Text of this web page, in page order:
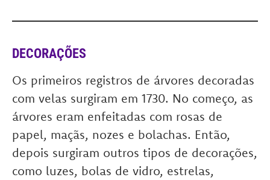
DECORAÇÕES
Os primeiros registros de árvores decoradas
com velas surgiram em 1730. No começo, as
árvores eram enfeitadas com rosas de
papel, maçãs, nozes e bolachas. Então,
depois surgiram outros tipos de decorações,
como luzes, bolas de vidro, estrelas,